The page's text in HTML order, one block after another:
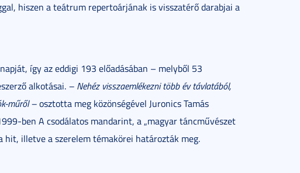
hiszen a teátrum repertoárjának is visszatérő darabjai a
így az eddigi 193 előadásában – melyből 53
alkotásai. – Nehéz visszaemlékezni több év távlatából,
műről –osztotta meg közönségével Juronics Tamás
ben A csodálatos mandarint, a „magyar táncművészet
hit, illetve a szerelem témakörei határozták meg.